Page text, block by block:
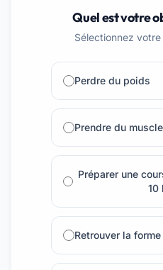
Quel est votre
Sélectionnez
Perdre du poids
Prendre du
Préparer une
10
Retrouver la